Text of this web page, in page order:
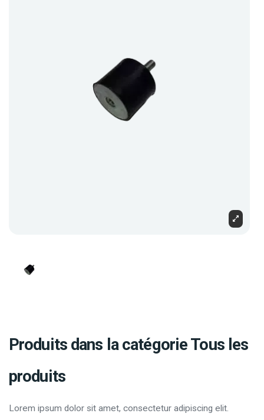
Produits dans la catégorie Tous les
produits
Lorem ipsum dolor sit amet, consectetur adipiscing elit.